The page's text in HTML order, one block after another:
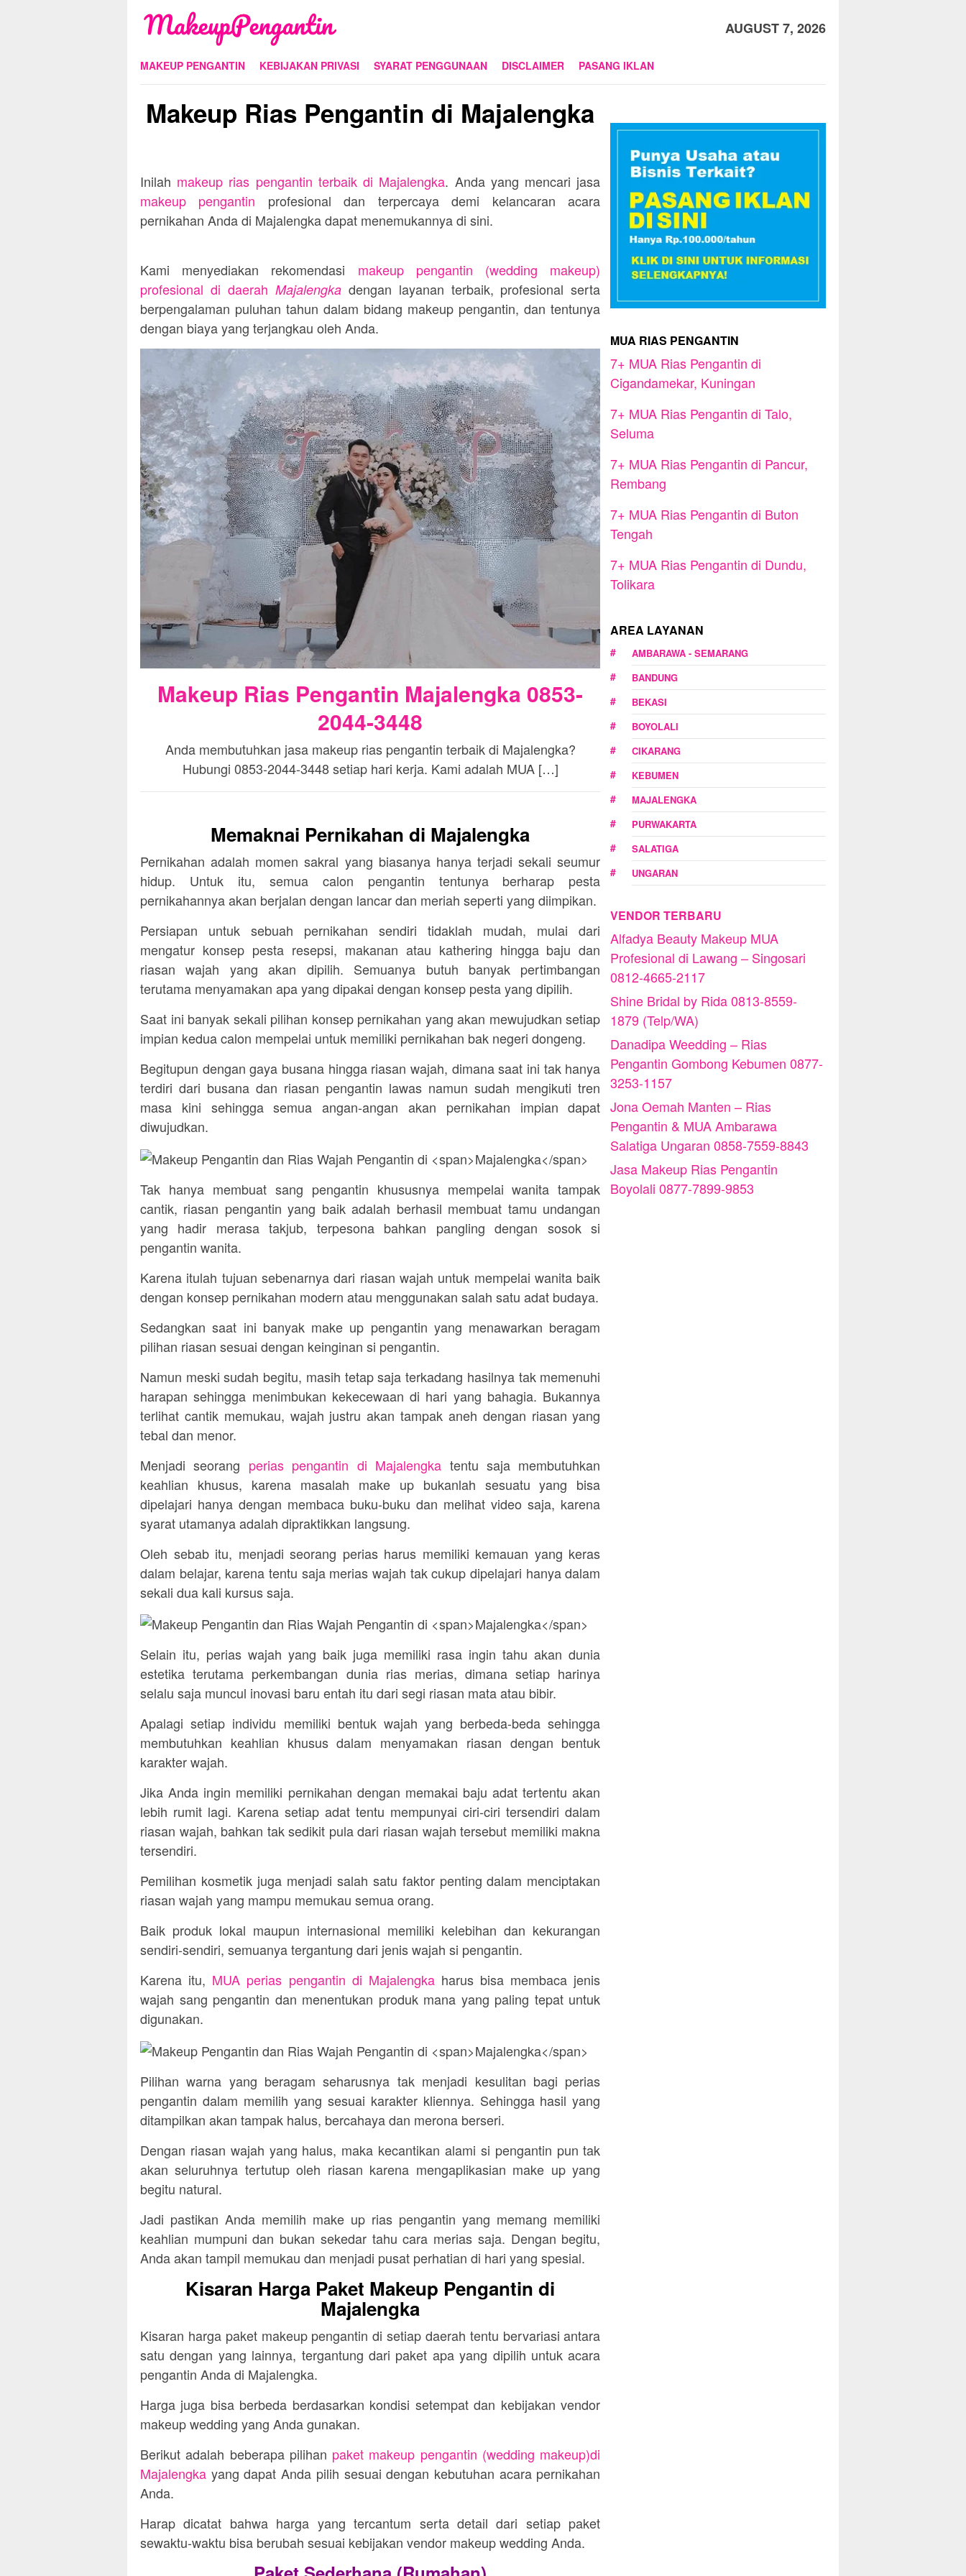
Skip
AUGUST 7, 2026
MAKEUP PENGANTIN KEBIJAKAN PRIVASI SYARAT PENGGUNAAN DISCLAIMER PASANG IKLAN
Makeup Rias Pengantin di Majalengka
Inilah makeup rias pengantin terbaik di Majalengka. Anda yang mencari jasa
makeup pengantin profesional dan terpercaya demi kelancaran acara
pernikahan Anda di Majalengkadapat menemukannya di sini.
Kami menyediakan rekomendasi makeup pengantin (wedding makeup)
profesional di daerah Majalengkadengan layanan terbaik, profesional serta
berpengalaman puluhan tahun dalam bidang makeup pengantin, dan tentunya
dengan biaya yang terjangkau oleh Anda.
Makeup Rias Pengantin Majalengka 0853-
2044-3448
Anda membutuhkan jasa makeup rias pengantin terbaik di Majalengka?
Hubungi 0853-2044-3448 setiap hari kerja. Kami adalah MUA […]
Memaknai Pernikahan di Majalengka
Pernikahan adalah momen sakral yang biasanya hanya terjadi sekali seumur
hidup. Untuk itu, semua calon pengantin tentunya berharap pesta
pernikahannya akan berjalan dengan lancar dan meriah seperti yang diimpikan.
Persiapan untuk sebuah pernikahan sendiri tidaklah mudah, mulai dari
mengatur konsep pesta resepsi, makanan atau kathering hingga baju dan
riasan wajah yang akan dipilih. Semuanya butuh banyak pertimbangan
terutama menyamakan apa yang dipakai dengan konsep pesta yang dipilih.
Saat ini banyak sekali pilihan konsep pernikahan yang akan mewujudkan setiap
impian kedua calon mempelai untuk memiliki pernikahan bak negeri dongeng.
Begitupun dengan gaya busana hingga riasan wajah, dimana saat ini tak hanya
terdiri dari busana dan riasan pengantin lawas namun sudah mengikuti tren
masa kini sehingga semua angan-angan akan pernikahan impian dapat
diwujudkan.
Tak hanya membuat sang pengantin khususnya mempelai wanita tampak
cantik, riasan pengantin yang baik adalah berhasil membuat tamu undangan
yang hadir merasa takjub, terpesona bahkan pangling dengan sosok si
pengantin wanita.
Karena itulah tujuan sebenarnya dari riasan wajah untuk mempelai wanita baik
dengan konsep pernikahan modern atau menggunakan salah satu adat budaya.
Sedangkan saat ini banyak make up pengantin yang menawarkan beragam
pilihan riasan sesuai dengan keinginan si pengantin.
Namun meski sudah begitu, masih tetap saja terkadang hasilnya tak memenuhi
harapan sehingga menimbukan kekecewaan di hari yang bahagia. Bukannya
terlihat cantik memukau, wajah justru akan tampak aneh dengan riasan yang
tebal dan menor.
Menjadi seorang perias pengantin di Majalengka tentu saja membutuhkan
keahlian khusus, karena masalah make up bukanlah sesuatu yang bisa
dipelajari hanya dengan membaca buku-buku dan melihat video saja, karena
syarat utamanya adalah dipraktikkan langsung.
Oleh sebab itu, menjadi seorang perias harus memiliki kemauan yang keras
dalam belajar, karena tentu saja merias wajah tak cukup dipelajari hanya dalam
sekali dua kali kursus saja.
Selain itu, perias wajah yang baik juga memiliki rasa ingin tahu akan dunia
estetika terutama perkembangan dunia rias merias, dimana setiap harinya
selalu saja muncul inovasi baru entah itu dari segi riasan mata atau bibir.
Apalagi setiap individu memiliki bentuk wajah yang berbeda-beda sehingga
membutuhkan keahlian khusus dalam menyamakan riasan dengan bentuk
karakter wajah.
Jika Anda ingin memiliki pernikahan dengan memakai baju adat tertentu akan
lebih rumit lagi. Karena setiap adat tentu mempunyai ciri-ciri tersendiri dalam
riasan wajah, bahkan tak sedikit pula dari riasan wajah tersebut memiliki makna
tersendiri.
Pemilihan kosmetik juga menjadi salah satu faktor penting dalam menciptakan
riasan wajah yang mampu memukau semua orang.
Baik produk lokal maupun internasional memiliki kelebihan dan kekurangan
sendiri-sendiri, semuanya tergantung dari jenis wajah si pengantin.
Karena itu, MUA perias pengantin di Majalengkaharus bisa membaca jenis
wajah sang pengantin dan menentukan produk mana yang paling tepat untuk
digunakan.
Pilihan warna yang beragam seharusnya tak menjadi kesulitan bagi perias
pengantin dalam memilih yang sesuai karakter kliennya. Sehingga hasil yang
ditampilkan akan tampak halus, bercahaya dan merona berseri.
Dengan riasan wajah yang halus, maka kecantikan alami si pengantin pun tak
akan seluruhnya tertutup oleh riasan karena mengaplikasian make up yang
begitu natural.
Jadi pastikan Anda memilih make up rias pengantin yang memang memiliki
keahlian mumpuni dan bukan sekedar tahu cara merias saja. Dengan begitu,
Anda akan tampil memukau dan menjadi pusat perhatian di hari yang spesial.
Kisaran Harga Paket Makeup Pengantin di
Majalengka
Kisaran harga paket makeup pengantin di setiap daerah tentu bervariasi antara
satu dengan yang lainnya, tergantung dari paket apa yang dipilih untuk acara
pengantin Anda di Majalengka.
Harga juga bisa berbeda berdasarkan kondisi setempat dan kebijakan vendor
makeup wedding yang Anda gunakan.
Berikut adalah beberapa pilihan paket makeup pengantin (wedding makeup)di
Majalengka yang dapat Anda pilih sesuai dengan kebutuhan acara pernikahan
Anda.
Harap dicatat bahwa harga yang tercantum serta detail dari setiap paket
sewaktu-waktu bisa berubah sesuai kebijakan vendor makeup wedding Anda.
MUA RIAS PENGANTIN
7+ MUA Rias Pengantin di
Cigandamekar, Kuningan
7+ MUA Rias Pengantin di Talo,
Seluma
7+ MUA Rias Pengantin di Pancur,
Rembang
7+ MUA Rias Pengantin di Buton
Tengah
7+ MUA Rias Pengantin di Dundu,
Tolikara
AREA LAYANAN
AMBARAWA - SEMARANG
BANDUNG
BEKASI
BOYOLALI
CIKARANG
KEBUMEN
MAJALENGKA
PURWAKARTA
SALATIGA
UNGARAN
VENDOR TERBARU
Alfadya Beauty Makeup MUA
Profesional di Lawang – Singosari
0812-4665-2117
Shine Bridal by Rida 0813-8559-
1879 (Telp/WA)
Danadipa Weedding – Rias
Pengantin Gombong Kebumen 0877-
3253-1157
Jona Oemah Manten – Rias
Pengantin & MUA Ambarawa
Salatiga Ungaran 0858-7559-8843
Jasa Makeup Rias Pengantin
Boyolali 0877-7899-9853